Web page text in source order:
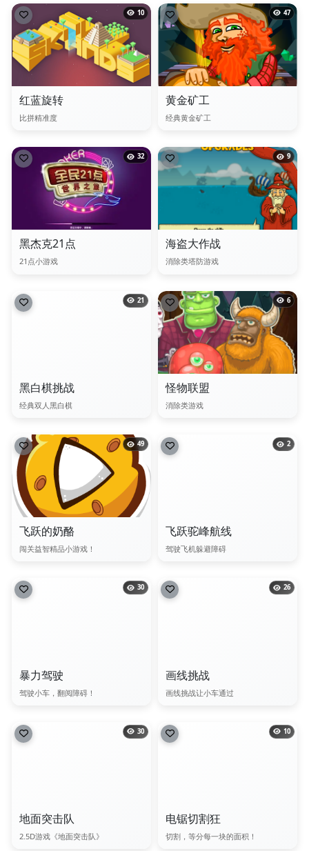
10
红蓝旋转
比拼精准度
47
黄金矿工
经典黄金矿工
32
黑杰克21点
21点小游戏
9
海盗大作战
消除类塔防游戏
21
黑白棋挑战
经典双人黑白棋
6
怪物联盟
消除类游戏
49
飞跃的奶酪
闯关益智精品小游戏！
2
飞跃驼峰航线
驾驶飞机躲避障碍
30
暴力驾驶
驾驶小车，翻阅障碍！
26
画线挑战
画线挑战让小车通过
30
地面突击队
2.5D游戏《地面突击队》
10
电锯切割狂
切割，等分每一块的面积！